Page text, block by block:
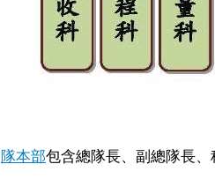
隊本部包含總隊長、副總隊長、